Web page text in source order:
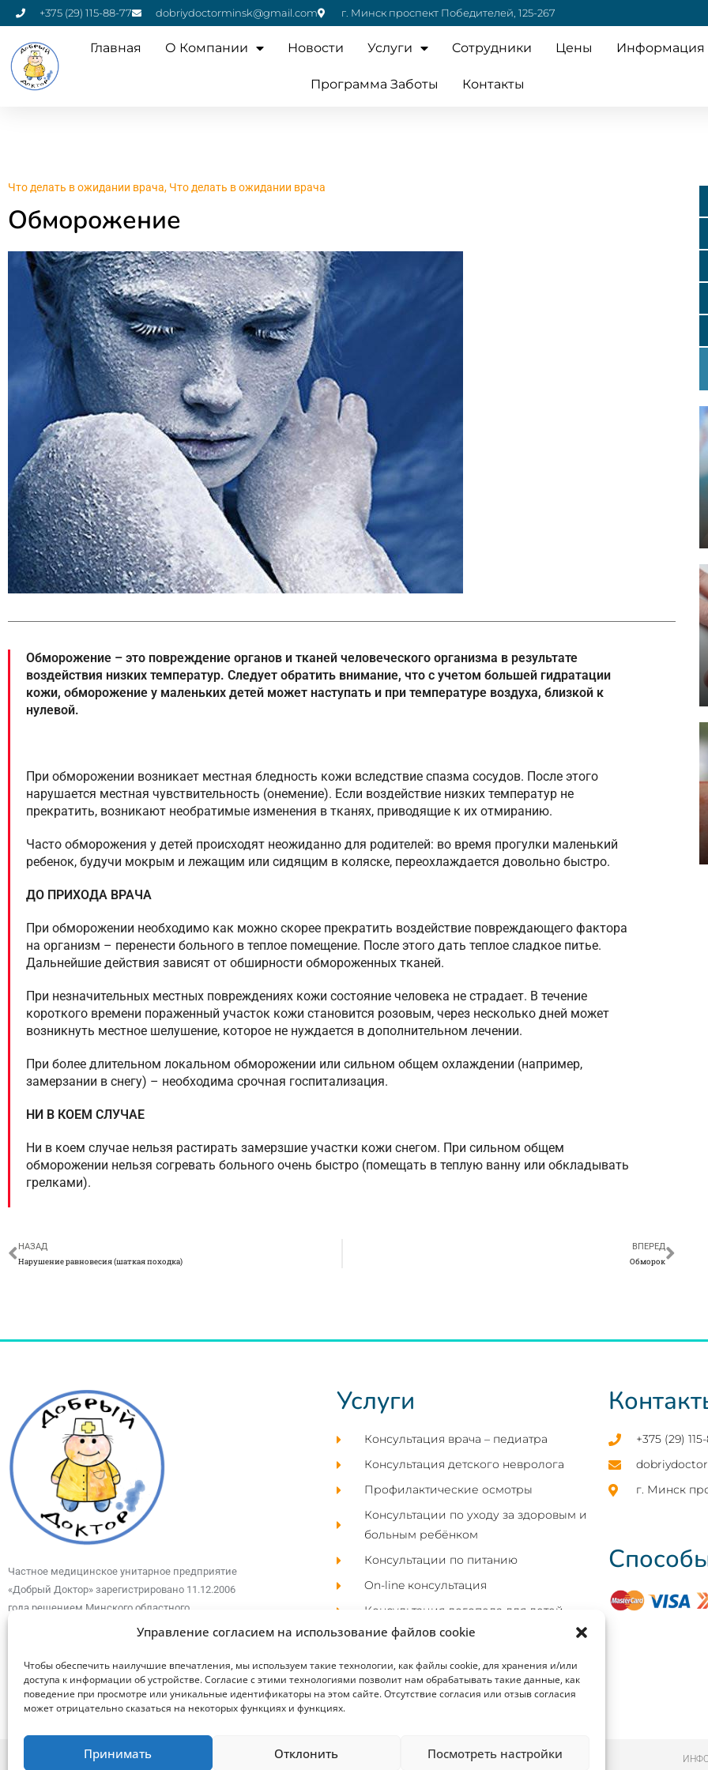
Управление согласием на использование файлов cookie
Чтобы обеспечить наилучшие впечатления, мы используем такие технологии, как файлы cookie, для хранения и/или
доступа к информации об устройстве. Согласие с этими технологиями позволит нам обрабатывать такие данные, как
поведение при просмотре или уникальные идентификаторы на этом сайте. Отсутствие согласия или отзыв согласия
может отрицательно сказаться на некоторых функциях и функциях.
Принимать Отклонить Посмотреть настройки
+375 (29) 115-88-77 dobriydoctorminsk@gmail.com г. Минск проспект Победителей, 125-267
Главная О Компании Новости Услуги Cотрудники Цены Информация
Программа Заботы Контакты
Что делать в ожидании врача, Что делать в ожидании врача
Обморожение
Обморожение – это повреждение органов и тканей человеческого организма в результате
воздействия низких температур. Следует обратить внимание, что с учетом большей гидратации
кожи, обморожение у маленьких детей может наступать и при температуре воздуха, близкой к
нулевой.
При обморожении возникает местная бледность кожи вследствие спазма сосудов. После этого
нарушается местная чувствительность (онемение). Если воздействие низких температур не
прекратить, возникают необратимые изменения в тканях, приводящие к их отмиранию.
Часто обморожения у детей происходят неожиданно для родителей: во время прогулки маленький
ребенок, будучи мокрым и лежащим или сидящим в коляске, переохлаждается довольно быстро.
ДО ПРИХОДА ВРАЧА
При обморожении необходимо как можно скорее прекратить воздействие повреждающего фактора
на организм – перенести больного в теплое помещение. После этого дать теплое сладкое питье.
Дальнейшие действия зависят от обширности обмороженных тканей.
При незначительных местных повреждениях кожи состояние человека не страдает. В течение
короткого времени пораженный участок кожи становится розовым, через несколько дней может
возникнуть местное шелушение, которое не нуждается в дополнительном лечении.
При более длительном локальном обморожении или сильном общем охлаждении (например,
замерзании в снегу) – необходима срочная госпитализация.
НИ В КОЕМ СЛУЧАЕ
Ни в коем случае нельзя растирать замерзшие участки кожи снегом. При сильном общем
обморожении нельзя согревать больного очень быстро (помещать в теплую ванну или обкладывать
грелками).
НАЗАД
Нарушение равновесия (шаткая походка)
ВПЕРЕД
Обморок
Частное медицинское унитарное предприятие
«Добрый Доктор» зарегистрировано 11.12.2006
года решением Минского областного
исполнительного комитета.
Услуги
Консультация врача – педиатра
Консультация детского невролога
Профилактические осмотры
Консультации по уходу за здоровым и
больным ребёнком
Консультации по питанию
On-line консультация
Консультация логопеда для детей
Логопедический массаж
Детский массаж на дому
+375 (29)
г. Минск
САЙТ РАЗРАБОТАН C WEBBEARS.BY